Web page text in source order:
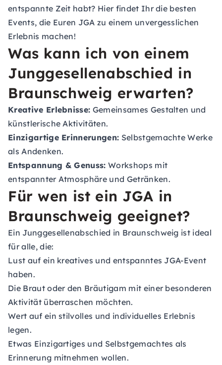
entspannte Zeit habt? Hier findet Ihr die besten
Events, die Euren JGA zu einem unvergesslichen
Erlebnis machen!
Was kann ich von einem
Junggesellenabschied in
Braunschweig erwarten?
Kreative Erlebnisse: Gemeinsames Gestalten und
künstlerische Aktivitäten.
Einzigartige Erinnerungen: Selbstgemachte Werke
als Andenken.
Entspannung & Genuss: Workshops mit
entspannter Atmosphäre und Getränken.
Für wen ist ein JGA in
Braunschweig geeignet?
Ein Junggesellenabschied in Braunschweig ist ideal
für alle, die:
Lust auf ein kreatives und entspanntes JGA-Event
haben.
Die Braut oder den Bräutigam mit einer besonderen
Aktivität überraschen möchten.
Wert auf ein stilvolles und individuelles Erlebnis
legen.
Etwas Einzigartiges und Selbstgemachtes als
Erinnerung mitnehmen wollen.